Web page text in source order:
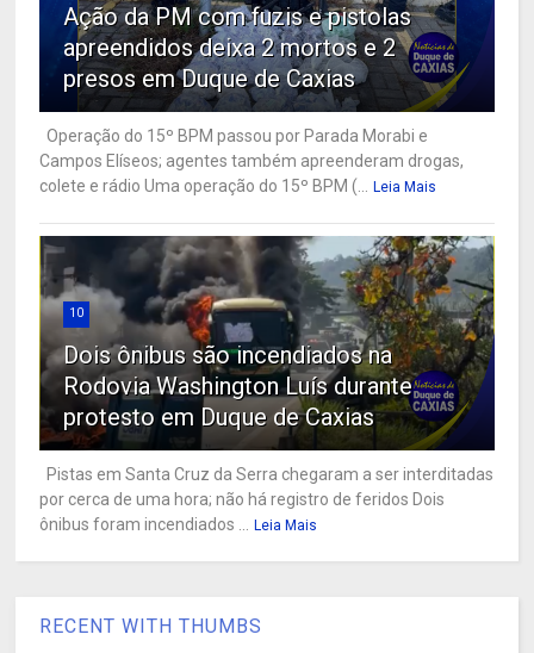
Ação da PM com fuzis e pistolas
apreendidos deixa 2 mortos e 2
presos em Duque de Caxias
Operação do 15º BPM passou por Parada Morabi e
Campos Elíseos; agentes também apreenderam drogas,
colete e rádio Uma operação do 15º BPM (...
Leia Mais
10
Dois ônibus são incendiados na
Rodovia Washington Luís durante
protesto em Duque de Caxias
Pistas em Santa Cruz da Serra chegaram a ser interditadas
por cerca de uma hora; não há registro de feridos Dois
ônibus foram incendiados ...
Leia Mais
RECENT WITH THUMBS